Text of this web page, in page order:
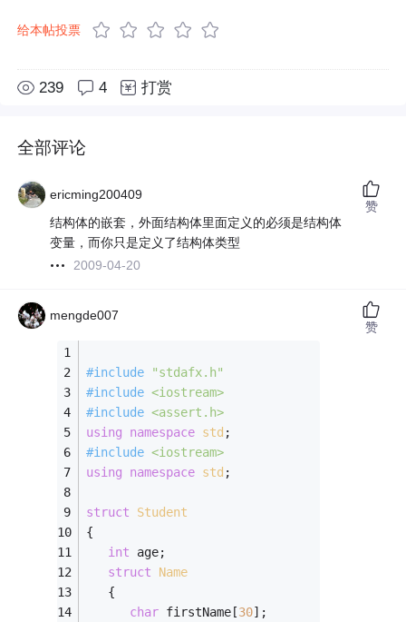
给本帖投票
239 4 打赏
全部评论
ericming200409
结构体的嵌套，外面结构体里面定义的必须是结构体
变量，而你只是定义了结构体类型
2009-04-20
赞
mengde007
#include
"stdafx.h"
#include <iostream>
#include <assert.h>
using
namespace std ;
#include <iostream>
using
namespace std ;
struct
Student
{
int age;
struct
Name
   {
char firstName[30];
赞